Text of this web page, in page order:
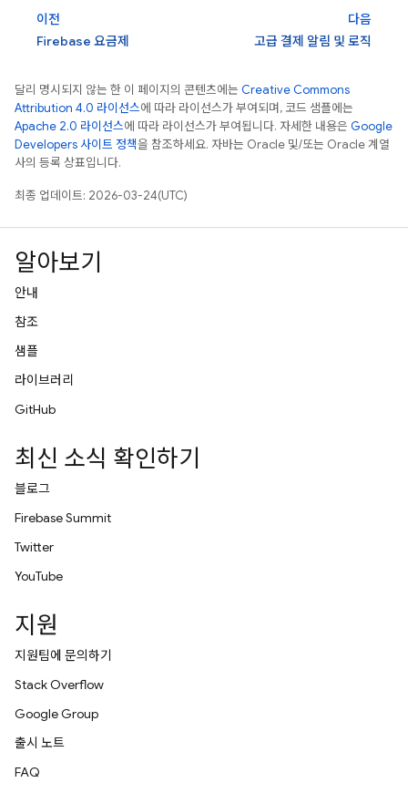
이전
Firebase 요금제
다음
고급 결제 알림 및 로직
달리 명시되지 않는 한 이 페이지의 콘텐츠에는 Creative Commons
Attribution 4.0 라이선스에 따라 라이선스가 부여되며, 코드 샘플에는
Apache 2.0 라이선스에 따라 라이선스가 부여됩니다. 자세한 내용은 Google
Developers 사이트 정책을 참조하세요. 자바는 Oracle 및/또는 Oracle 계열
사의 등록 상표입니다.
최종 업데이트: 2026-03-24(UTC)
알아보기
안내
참조
샘플
라이브러리
GitHub
최신 소식 확인하기
블로그
Firebase Summit
Twitter
YouTube
지원
지원팀에 문의하기
Stack Overflow
Google Group
출시 노트
FAQ